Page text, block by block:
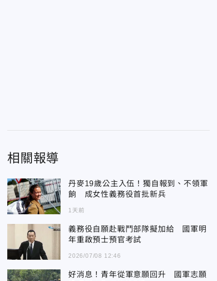
相關報導
丹麥19歲公主入伍！獨自報到、不領軍
餉 成女性義務役首批新兵
1天前
義務役自願赴戰鬥部隊擬加給 國軍明
年重啟預士預官考試
2026/07/08 12:46
好消息！青年從軍意願回升 國軍志願